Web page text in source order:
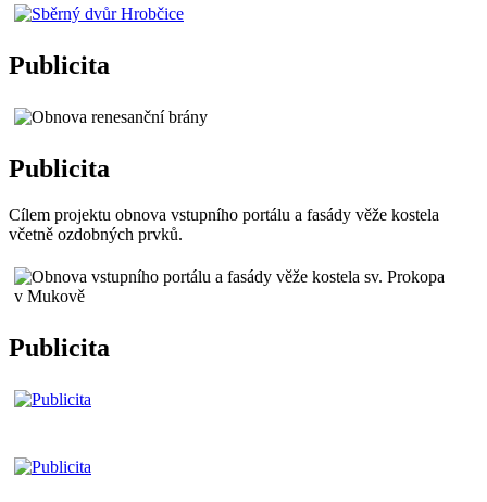
Publicita
Publicita
Cílem projektu obnova vstupního portálu a fasády věže kostela
včetně ozdobných prvků.
Publicita